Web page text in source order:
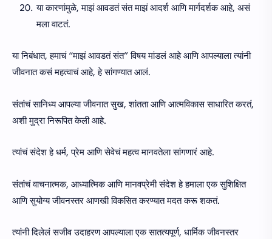
या कारणांमुळे, माझं आवडतं संत माझं आदर्श आणि मार्गदर्शक आहे, असं
मला वाटतं.
या निबंधात, हमाचं “माझं आवडतं संत” विषय मांडलं आहे आणि आपल्याला त्यांनी
जीवनात कसं महत्वाचं आहे, हे सांगण्यात आलं.
संतांचं सानिध्य आपल्या जीवनात सुख, शांतता आणि आत्मविकास साधारित करतं,
अशी मुद्रा निरूपित केली आहे.
त्यांचं संदेश हे धर्म, प्रेम आणि सेवेचं महत्व मानवतेला सांगणारं आहे.
संतांचं वाचनात्मक, आध्यात्मिक आणि मानवप्रेमी संदेश हे हमाला एक सुशिक्षित
आणि सुयोग्य जीवनस्तर आणखी विकसित करण्यात मदत करू शकतं.
त्यांनी दिलेलं सजीव उदाहरण आपल्याला एक सातत्यपूर्ण, धार्मिक जीवनस्तर